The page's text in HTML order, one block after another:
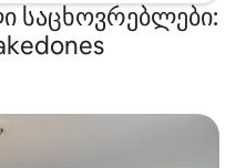
საცხოვრებლები: